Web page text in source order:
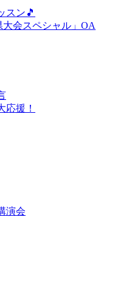
スン🎵
会スペシャル」OA
応援！
演会